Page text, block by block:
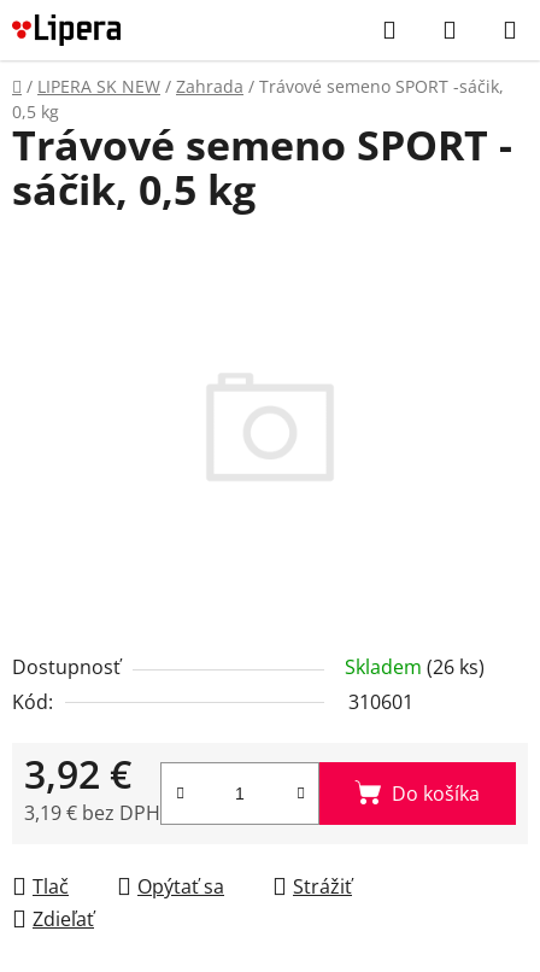
Prejsť
na
obsah
Hľadať
KOŠÍK
Domov
/ LIPERA SK NEW / Zahrada / Trávové semeno SPORT -sáčik,
0,5 kg
Dostupnosť Skladem (26 ks)
Kód:
310601
3,92 €
3,19 € bez DPH
Do košíka
Tlač Opýtať sa
Strážiť
Zdieľať
Trávové semeno SPORT -
sáčik, 0,5 kg